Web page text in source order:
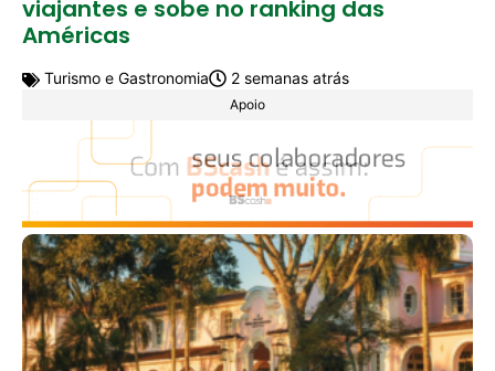
viajantes e sobe no ranking das
Américas
Turismo e Gastronomia 2 semanas atrás
Apoio